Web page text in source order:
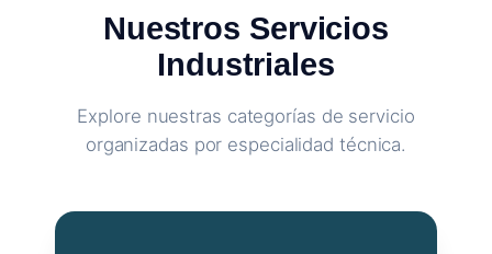
Nuestros Servicios
Industriales
Explore nuestras categorías de servicio
organizadas por especialidad técnica.